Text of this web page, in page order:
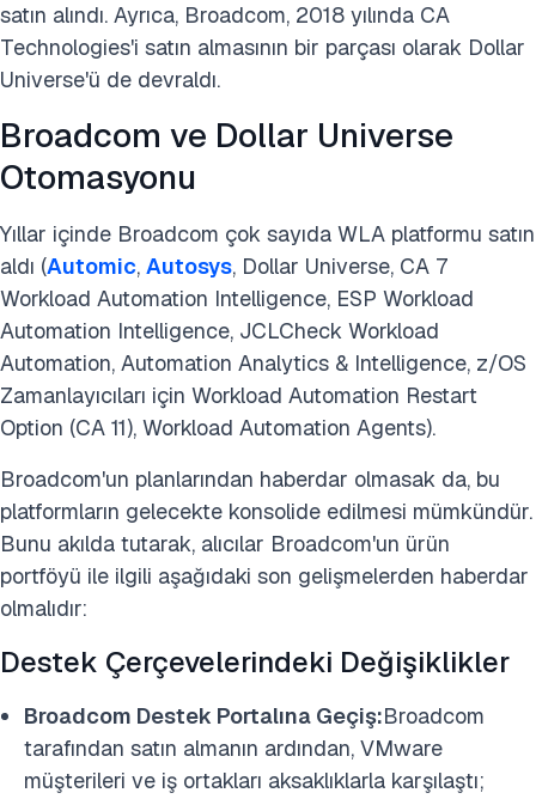
satın alındı. Ayrıca, Broadcom, 2018 yılında CA
Technologies'i satın almasının bir parçası olarak Dollar
Universe'ü de devraldı.
Broadcom ve Dollar Universe
Otomasyonu
Yıllar içinde Broadcom çok sayıda WLA platformu satın
aldı (Automic, Autosys, Dollar Universe, CA 7
Workload Automation Intelligence, ESP Workload
Automation Intelligence, JCLCheck Workload
Automation, Automation Analytics & Intelligence, z/OS
Zamanlayıcıları için Workload Automation Restart
Option (CA 11), Workload Automation Agents).
Broadcom'un planlarından haberdar olmasak da, bu
platformların gelecekte konsolide edilmesi mümkündür.
Bunu akılda tutarak, alıcılar Broadcom'un ürün
portföyü ile ilgili aşağıdaki son gelişmelerden haberdar
olmalıdır:
Destek Çerçevelerindeki Değişiklikler
Broadcom Destek Portalına Geçiş:Broadcom
tarafından satın almanın ardından, VMware
müşterileri ve iş ortakları aksaklıklarla karşılaştı;